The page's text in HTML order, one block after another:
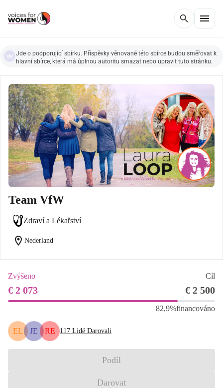
search menu
Jde o podporující sbírku. Příspěvky věnované této sbírce budou směřovat k
hlavní sbírce, která má úplnou autoritu smazat nebo upravit tuto stránku.
Team VfW
Zdraví a Lékařství
location_on Nederland
Zvýšeno Cíl
€ 2 073 € 2 500
82,9%financováno
EL JE RE 117 Lidé Darovali
Podíl
Darovat